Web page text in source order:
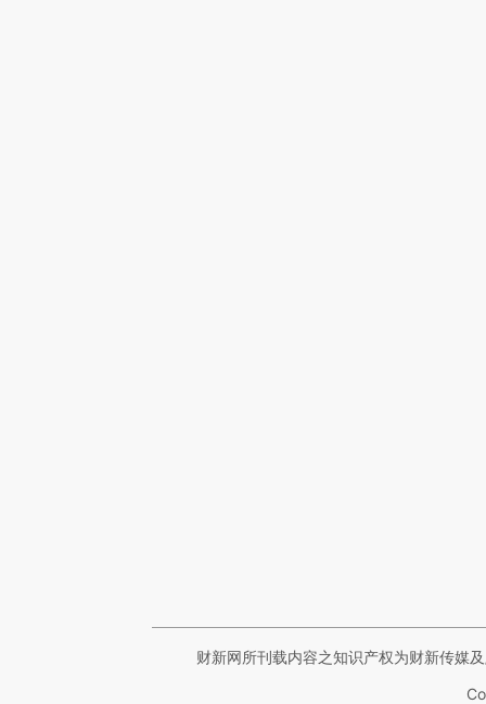
财新网所刊载内容之知识产权为财新传媒